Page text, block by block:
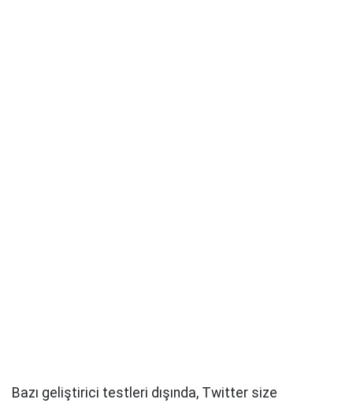
Bazı geliştirici testleri dışında, Twitter size